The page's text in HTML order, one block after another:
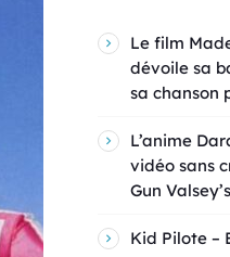
Le film
dévoile sa
sa chanson
L’anime
vidéo sans
Gun
Kid Pilote –